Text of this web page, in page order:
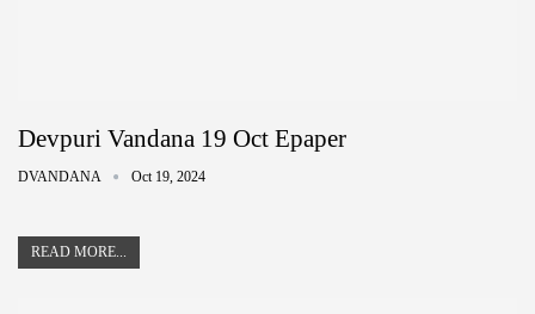
Devpuri Vandana 19 Oct Epaper
DVANDANA Oct 19, 2024
READ MORE...